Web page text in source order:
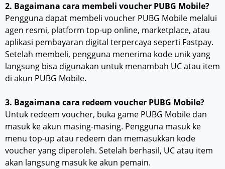
2. Bagaimana cara membeli voucher PUBG Mobile?
Pengguna dapat membeli voucher PUBG Mobile melalui
agen resmi, platform top-up online, marketplace, atau
aplikasi pembayaran digital terpercaya seperti Fastpay.
Setelah membeli, pengguna menerima kode unik yang
langsung bisa digunakan untuk menambah UC atau item
di akun PUBG Mobile.
3. Bagaimana cara redeem voucher PUBG Mobile?
Untuk redeem voucher, buka game PUBG Mobile dan
masuk ke akun masing-masing. Pengguna masuk ke
menu top-up atau redeem dan memasukkan kode
voucher yang diperoleh. Setelah berhasil, UC atau item
akan langsung masuk ke akun pemain.